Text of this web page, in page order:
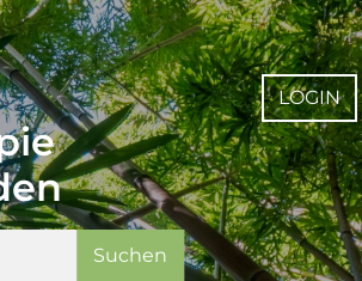
Suchen
LOGIN